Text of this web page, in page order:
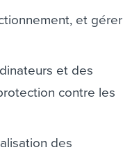
et gérer
et des
contre les
des